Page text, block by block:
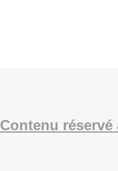
Contenu